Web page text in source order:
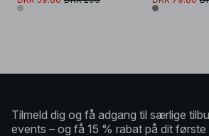
Tilmeld dig og få adgang til særlige
events – og få 15 % rabat på dit første